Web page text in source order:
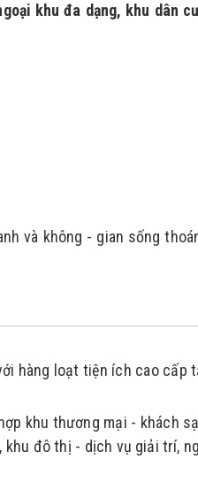
khu đa dạng, khu dân
và không - gian sống
hàng loạt tiện ích cao cấp
khu thương mại - khách
đô thị - dịch vụ giải trí,